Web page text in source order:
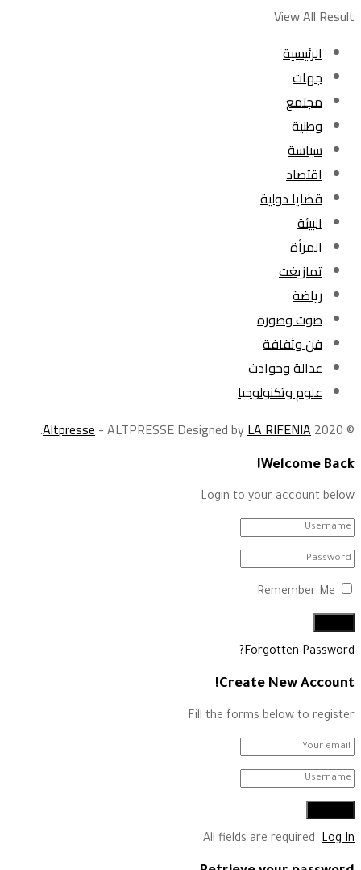
View All Result
الرئيسية
جهات
مجتمع
وطنية
سياسة
اقتصاد
قضايا دولية
البيئة
المرأة
تمازيغت
رياضة
صوت وصورة
فن وثقافة
عدالة وحوادث
علوم وتكنولوجيا
© 2020
Altpresse- ALTPRESSE Designed byLA RIFENIA
.
Welcome Back!
Login to your account below
Remember Me
Forgotten Password?
Create New Account!
Fill the forms below to register
All fields are required. Log In